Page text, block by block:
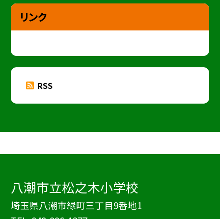
リンク
RSS
八潮市立松之木小学校
埼玉県八潮市緑町三丁目9番地1